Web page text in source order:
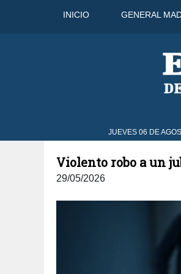
INICIO GENERAL
JUEVES 06 DE
8 Ago
Violento robo a un
29/05/2026